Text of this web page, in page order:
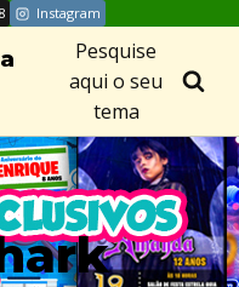
Instagram
Pesquise
aqui o seu
tema